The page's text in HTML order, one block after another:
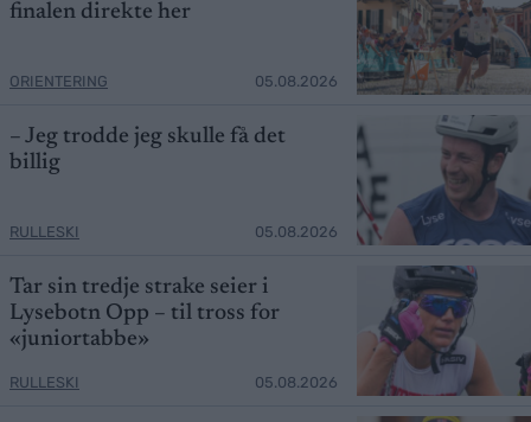
finalen direkte her
ORIENTERING 05.08.2026
– Jeg trodde jeg skulle få det
billig
RULLESKI 05.08.2026
Tar sin tredje strake seier i
Lysebotn Opp – til tross for
«juniortabbe»
RULLESKI 05.08.2026